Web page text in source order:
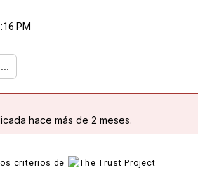
PM
...
hace más de 2 meses.
criterios de